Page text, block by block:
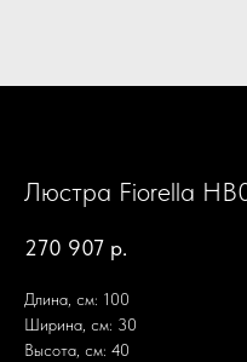
Люстра Fiorella
270 907 р.
Длина, см: 100
Ширина, см: 30
Высота, см: 40